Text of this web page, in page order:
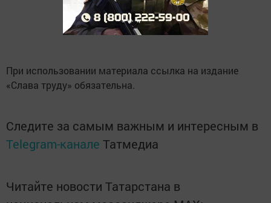
При использовании материала ссылка на издание
«Слава труду» обязательна.
Следите за самым важным и интересным в
Telegram-канале Татмедиа
Читайте новости Татарстана в